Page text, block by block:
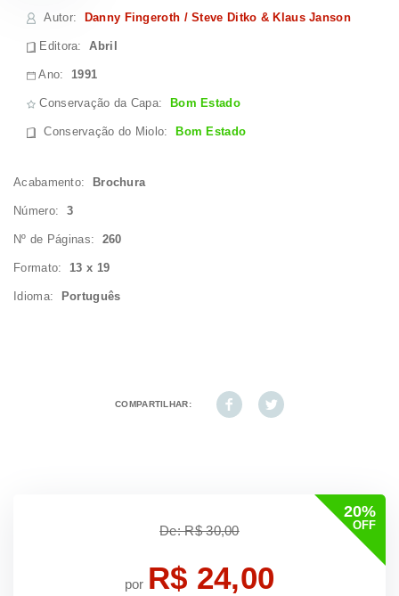
Autor: Danny Fingeroth / Steve Ditko & Klaus Janson
Editora:Abril
Ano:1991
Conservação da Capa: Bom Estado
Conservação do Miolo: Bom Estado
Acabamento: Brochura
Número: 3
Nº de Páginas: 260
Formato: 13 x 19
Idioma: Português
COMPARTILHAR:
20%
OFF
De: R$ 30,00
por R$ 24,00